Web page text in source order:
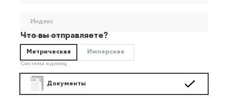
Индекс
Необязательно
Что вы отправляете?
Метрическая Имперская
Система единиц
Документы